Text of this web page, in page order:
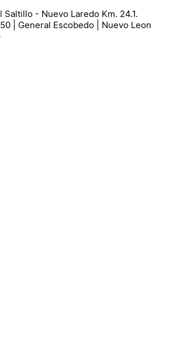
Saltillo - Nuevo Laredo Km. 24.1.
| General Escobedo | Nuevo Leon